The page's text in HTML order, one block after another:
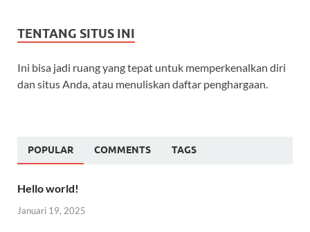
TENTANG SITUS INI
Ini bisa jadi ruang yang tepat untuk memperkenalkan diri
dan situs Anda, atau menuliskan daftar penghargaan.
POPULAR COMMENTS TAGS
Hello world!
Januari 19, 2025